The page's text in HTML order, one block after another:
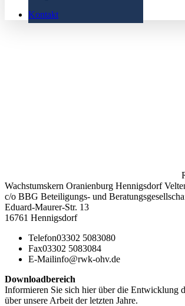
Kontakt
Wachstumskern Oranienburg Hennigsdorf
c/o BBG Beteiligungs- und
Eduard-Maurer-Str. 13
16761 Hennigsdorf
Telefon03302 5083080
Fax03302 5083084
E-Mailinfo@rwk-ohv.de
Downloadbereich
Informieren Sie sich hier über die Entwicklung
über unsere Arbeit der letzten Jahre.